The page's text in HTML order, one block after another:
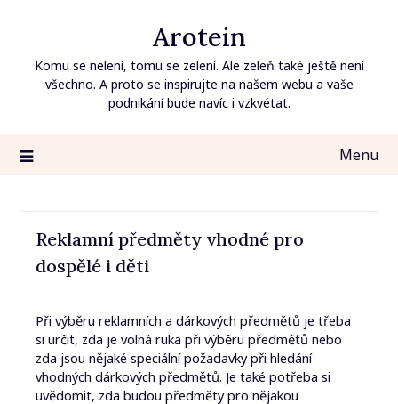
content
Arotein
Komu se nelení, tomu se zelení. Ale zeleň také ještě není
všechno. A proto se inspirujte na našem webu a vaše
podnikání bude navíc i vzkvétat.
Menu
Reklamní předměty vhodné pro
dospělé i děti
Při výběru reklamních a dárkových předmětů je třeba
si určit, zda je volná ruka při výběru předmětů nebo
zda jsou nějaké speciální požadavky při hledání
vhodných dárkových předmětů. Je také potřeba si
uvědomit, zda budou předměty pro nějakou